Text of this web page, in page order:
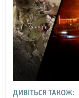
ДИВІТЬСЯ ТАКОЖ: